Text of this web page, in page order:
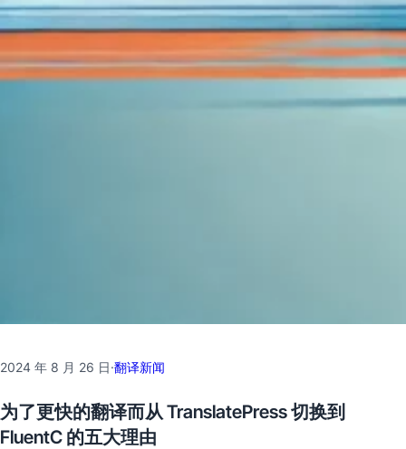
2024 年 8 月 26 日·翻译新闻
为了更快的翻译而从 TranslatePress 切换到
FluentC 的五大理由